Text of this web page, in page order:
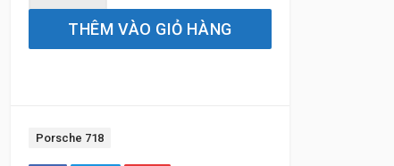
THÊM VÀO GIỎ HÀNG
Tag:
Porsche 718